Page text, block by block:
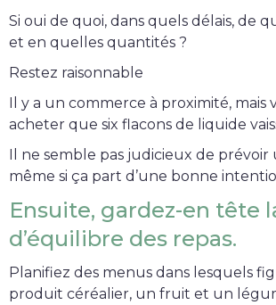
Si oui de quoi, dans quels délais, de
et en quelles quantités ?
Restez raisonnable
Il y a un commerce à proximité, mais
acheter que six flacons de liquide
Il ne semble pas judicieux de
même si ça part d’une bonne
Ensuite, gardez-en tête
d’équilibre des repas.
Planifiez des menus dans lesquels
produit céréalier, un fruit et un